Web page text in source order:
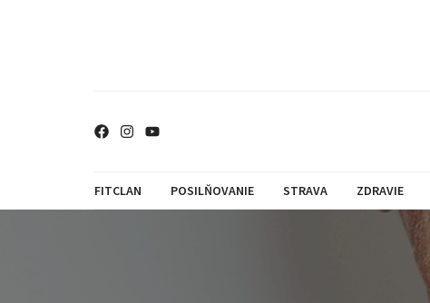
FITCLAN POSILŇOVANIE STRAVA ZDRAVIE